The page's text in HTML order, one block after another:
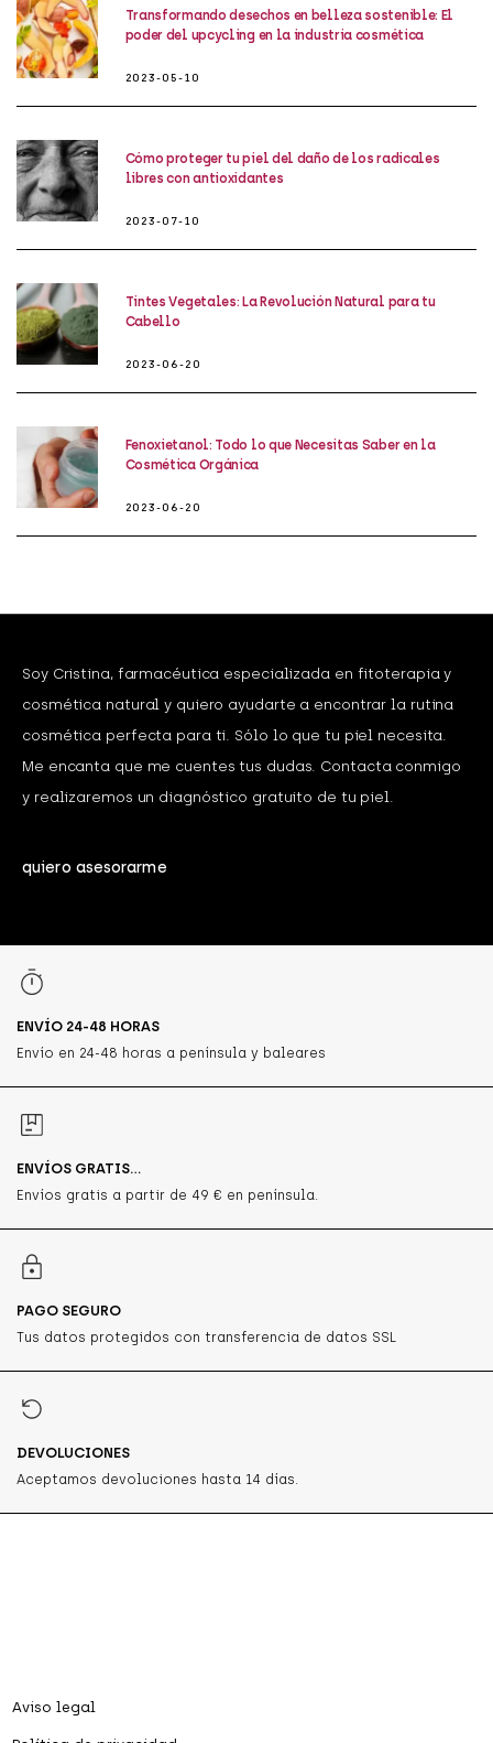
Transformando desechos en belleza sostenible: El
poder del upcycling en la industria cosmética
2023-05-10
Cómo proteger tu piel del daño de los radicales
libres con antioxidantes
2023-07-10
Tintes Vegetales: La Revolución Natural para tu
Cabello
2023-06-20
Fenoxietanol: Todo lo que Necesitas Saber en la
Cosmética Orgánica
2023-06-20
Soy Cristina, farmacéutica especializada en fitoterapia y
cosmética natural y quiero ayudarte a encontrar la rutina
cosmética perfecta para ti. Sólo lo que tu piel necesita.
Me encanta que me cuentes tus dudas. Contacta conmigo
y realizaremos un diagnóstico gratuito de tu piel.
quiero asesorarme
ENVÍO 24-48 HORAS
Envío en 24-48 horas a península y baleares
ENVÍOS GRATIS...
Envíos gratis a partir de 49 € en península.
PAGO SEGURO
Tus datos protegidos con transferencia de datos SSL
DEVOLUCIONES
Aceptamos devoluciones hasta 14 días.
Aviso legal